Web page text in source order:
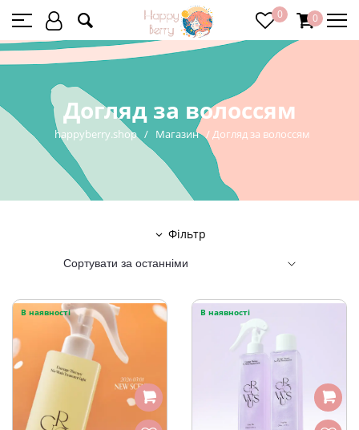
0 0
Догляд за волоссям
happyberry.shop / Магазин /Догляд за волоссям
Фільтр
В наявності В наявності